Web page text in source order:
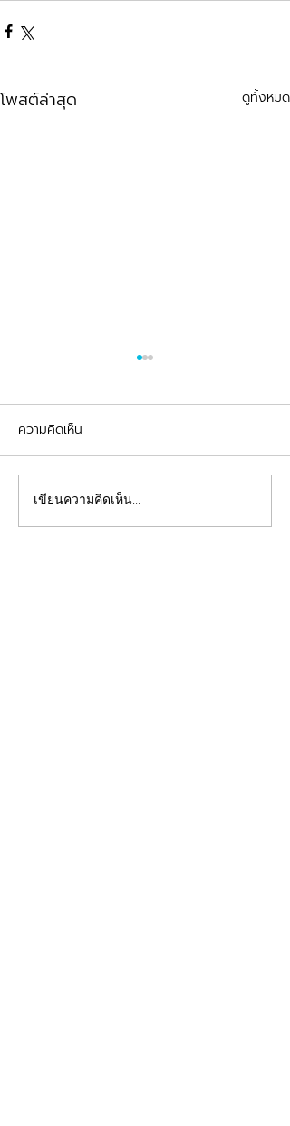
โพสต์ล่าสุด ดูทั้งหมด
จัดฟันต้อนรับเปิดเทอม
ความคิดเห็น
เขียนความคิดเห็น…